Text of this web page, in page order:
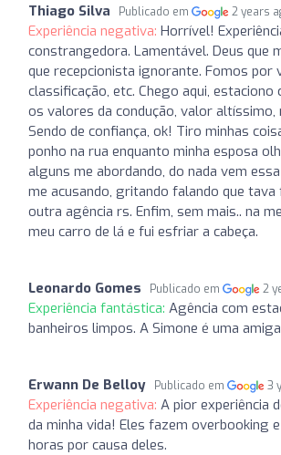
Thiago Silva Publicado em 2 years
Experiência negativa: Horrível!
constrangedora. Lamentável. Deus que
que recepcionista ignorante. Fomos por
classificação, etc. Chego aqui,
os valores da condução, valor altíssimo,
Sendo de confiança, ok! Tiro minhas
ponho na rua enquanto minha esposa
alguns me abordando, do nada vem
me acusando, gritando falando que tava
outra agência rs. Enfim, sem mais.. na
meu carro de lá e fui esfriar a cabeça.
Leonardo Gomes Publicado em 2
Experiência fantástica: Agência com
banheiros limpos. A Simone é uma
Erwann De Belloy Publicado em 3
Experiência negativa: A pior experiência
da minha vida! Eles fazem overbooking
horas por causa deles.